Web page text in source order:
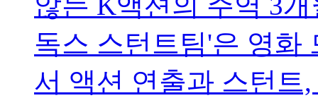
독스 스턴트팀'은 영화
서 액션 연출과 스턴트